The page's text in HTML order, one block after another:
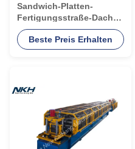
Sandwich-Platten-
Fertigungsstraße-Dach-
Platten-Rollenehemalige
Arbeit mit PU-Linie
Beste Preis Erhalten